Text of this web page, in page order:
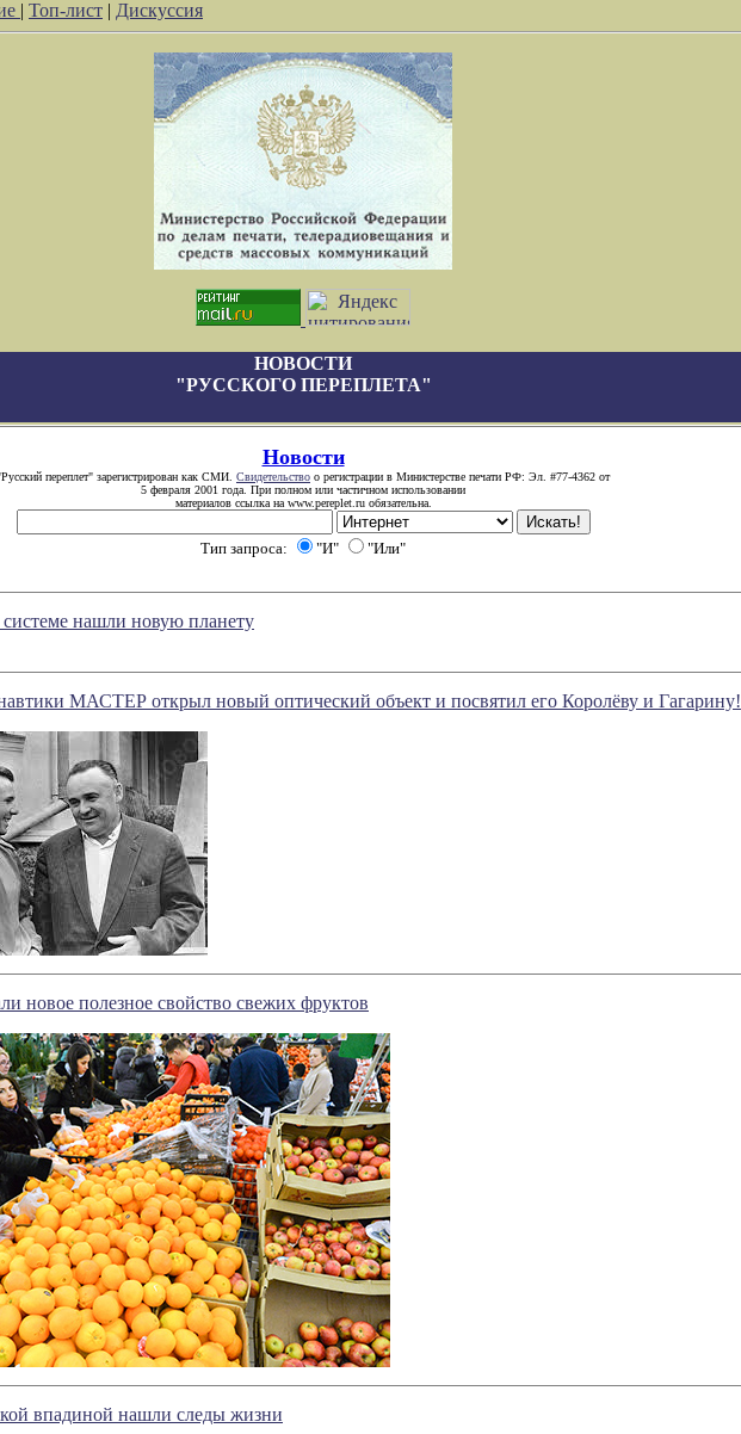
| Топ-лист | Дискуссия
НОВОСТИ
"РУССКОГО ПЕРЕПЛЕТА"
Новости
переплет" зарегистрирован как СМИ. Свидетельство о регистрации в Министерстве печати РФ: Эл. #77-4362 от
5 февраля 2001 года. При полном или частичном использовании
материалов ссылка на www.pereplet.ru обязательна.
Тип запроса: "И" "Или"
нашли новую планету
МАСТЕР открыл новый оптический объект и посвятил его Королёву и Гагарину!
новое полезное свойство свежих фруктов
впадиной нашли следы жизни